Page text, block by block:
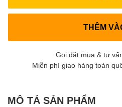
THÊM
Gọi đặt mua & tư
Miễn phí giao hàng toàn
MÔ TẢ SẢN PHẨM